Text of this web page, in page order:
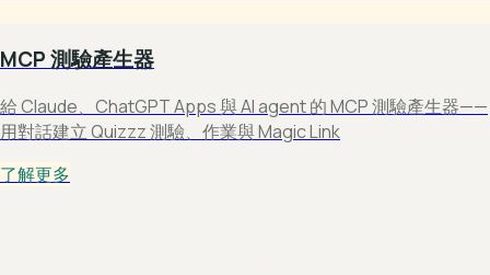
MCP 測驗產生器
給 Claude、ChatGPT Apps 與 AI agent 的 MCP 測驗產生器——
用對話建立 Quizzz 測驗、作業與 Magic Link
了解更多